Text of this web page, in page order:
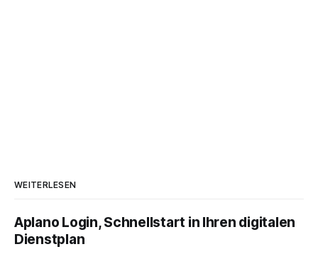
WEITERLESEN
Aplano Login, Schnellstart in Ihren digitalen
Dienstplan